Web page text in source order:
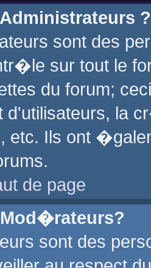
?
sont des
sur tout le
du forum;
d'utilisateurs, la
etc. Ils ont
de page
sont des